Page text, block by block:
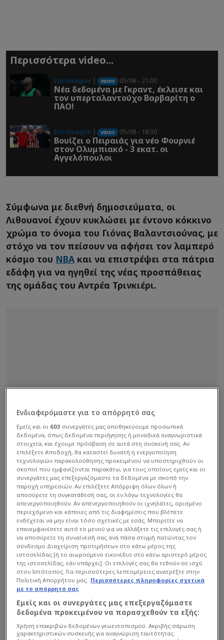
Περισσότερα video...
Euroleague | VIDEO 05/08 - 21:00
Νέα δεδομένα με Γκραντ, έκλεισε και
τον υπερταλαντούχο Βαρβαρίτη ο
ΠΑΟ!
Euroleague | VIDEO 05/08 - 18:30
Βουίζει ο Πειραιάς για νέο Φουρνιέ
στον Ολυμπιακό - 3 εκατ. οι
Αγγελόπουλοι
Σύμφωνα με διεθνή δημοσιεύματα, οι
Λιθουανοί έχουν κυκλώσει με έντονο κόκκινο
χρώμα το όνομα του Γιόνας Βαλαντσιούνας, με
στόχο να τον πείσουν να αφήσει τον λαμπερό
κόσμο του NBA και να επιστρέψει στα πάτρια
εδάφη για να ηγηθεί της νέας προσπάθειας
της ομάδας του Αντρέα Τρινκιέρι.
Την αποκάλυψη για το «χρυσό» πρέσαιρισμα των
Ενδιαφερόμαστε για το απόρρητό σας
Εμείς και οι 603 συνεργάτες μας αποθηκεύουμε προσωπικά
δεδομένα, όπως δεδομένα περιήγησης ή μοναδικά αναγνωριστικά
στοιχεία, και έχουμε πρόσβαση σε αυτά στη συσκευή σας. Αν
επιλέξετε Αποδοχή, θα καταστεί δυνατή η ενεργοποίηση
τεχνολογιών παρακολούθησης προκειμένου να υποστηριχθούν οι
σκοποί που εμφανίζονται παρακάτω, για τους οποίους εμείς και οι
συνεργάτες μας επεξεργαζόμαστε τα δεδομένα με σκοπό την
παροχή υπηρεσιών. Αν επιλέξετε Απόρριψη όλων όλων ή
αποσύρετε τη συγκατάθεσή σας, οι εν λόγω τεχνολογίες θα
απενεργοποιηθούν. Αν απενεργοποιηθούν οι ιχνηλάτες, ορισμένο
περιεχόμενο και κάποιες από τις διαφημίσεις που βλέπετε
ενδέχεται να μην είναι τόσο σχετικές με εσάς. Μπορείτε να
επανεμφανίσετε αυτό το μενού για να αλλάξετε τις επιλογές σας ή
να αποσύρετε τη συναίνεσή σας ανά πάσα στιγμή πατώντας τον
σύνδεσμο Διαχείριση προτιμήσεων στο κάτω μέρος της
ιστοσελίδας [ή το αιωρούμενο εικονίδιο στο κάτω αριστερό μέρος
της ιστοσελίδας, εάν υπάρχει]. Οι επιλογές σας θα τεθούν σε ισχύ
στον Ιστότοπος. Για περισσότερες λεπτομέρειες ανατρέξτε στην
Πολιτική Απορρήτου μας. Περισσότερες πληροφορίες σχετικά
με το απόρρητό σας
Εμείς και οι συνεργάτες μας επεξεργαζόμαστε
δεδομένα προκειμένου να παρασχεθούν τα εξής:
Χρήση επακριβών δεδομένων γεωεντοπισμού. Ακριβής σάρωση
χαρακτηριστικών συσκευής για αναγνώριση ταυτότητας.